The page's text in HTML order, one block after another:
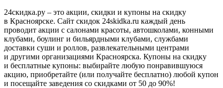
24скидка.ру – это акции, скидки и купоны на скидку
в Красноярске. Сайт скидок 24skidka.ru каждый день
проводит акции с салонами красоты, автошколами, конными
клубами, боулинг и бильярдными клубами, службами
доставки суши и роллов, развлекательными центрами
и другими организациями Красноярска. Купоны на скидку
и бесплатные купоны: выбирайте любую понравившуюся
акцию, приобретайте (или получайте бесплатно) любой купон
и посещайте заведения со скидками от 50 до 90%!